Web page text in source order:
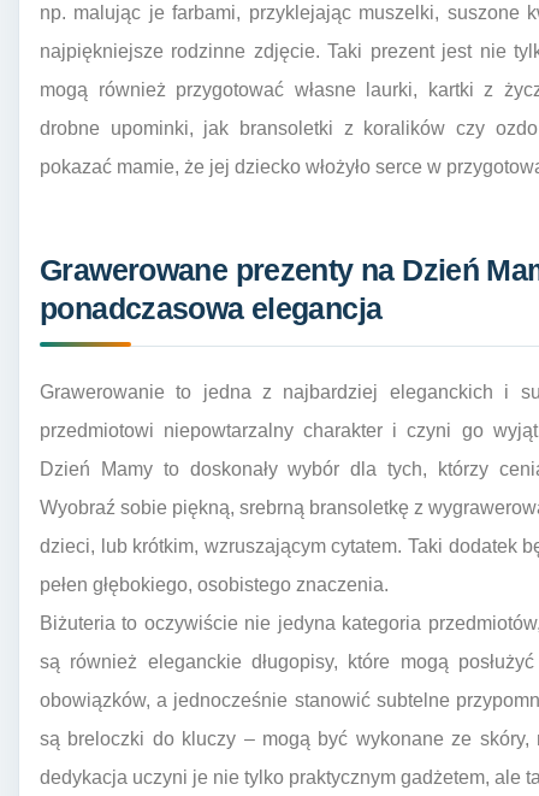
np. malując je farbami, przyklejając muszelki, suszone
najpiękniejsze rodzinne zdjęcie. Taki prezent jest nie
mogą również przygotować własne laurki, kartki z
drobne upominki, jak bransoletki z koralików czy
pokazać mamie, że jej dziecko włożyło serce w
Grawerowane prezenty na Dzień
ponadczasowa elegancja
Grawerowanie to jedna z najbardziej eleganckich i
przedmiotowi niepowtarzalny charakter i czyni go
Dzień Mamy to doskonały wybór dla tych, którzy
Wyobraź sobie piękną, srebrną bransoletkę z
dzieci, lub krótkim, wzruszającym cytatem. Taki dodatek
pełen głębokiego, osobistego znaczenia.
Biżuteria to oczywiście nie jedyna kategoria
są również eleganckie długopisy, które mogą
obowiązków, a jednocześnie stanowić subtelne
są breloczki do kluczy – mogą być wykonane ze
dedykacja uczyni je nie tylko praktycznym gadżetem, ale